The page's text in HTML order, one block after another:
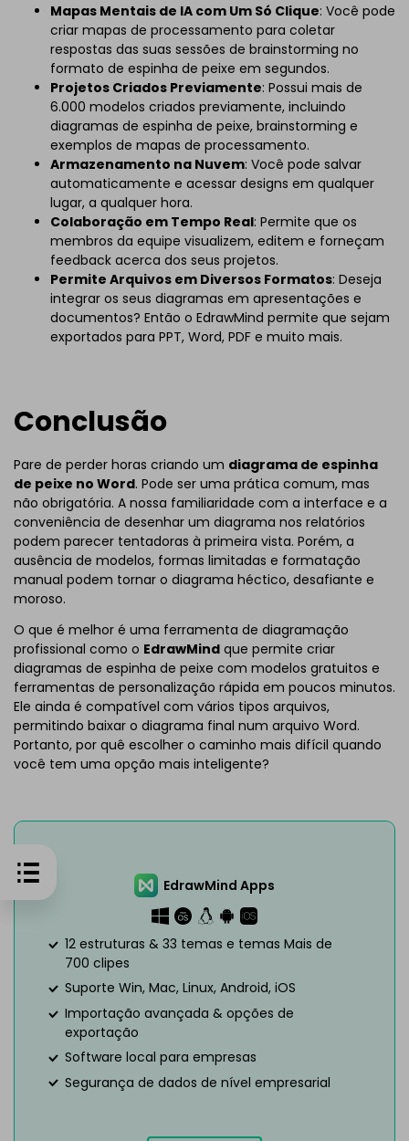
Mapas Mentais de IA com Um Só Clique: Você pode
criar mapas de processamento para coletar
respostas das suas sessões de brainstorming no
formato de espinha de peixe em segundos.
Projetos Criados Previamente: Possui mais de
6.000 modelos criados previamente, incluindo
diagramas de espinha de peixe, brainstorming e
exemplos de mapas de processamento.
Armazenamento na Nuvem: Você pode salvar
automaticamente e acessar designs em qualquer
lugar, a qualquer hora.
Colaboração em Tempo Real: Permite que os
membros da equipe visualizem, editem e forneçam
feedback acerca dos seus projetos.
Permite Arquivos em Diversos Formatos: Deseja
integrar os seus diagramas em apresentações e
documentos? Então o EdrawMind permite que sejam
exportados para PPT, Word, PDF e muito mais.
Conclusão
Pare de perder horas criando um diagrama de espinha
de peixe no Word. Pode ser uma prática comum, mas
não obrigatória. A nossa familiaridade com a interface e a
conveniência de desenhar um diagrama nos relatórios
podem parecer tentadoras à primeira vista. Porém, a
ausência de modelos, formas limitadas e formatação
manual podem tornar o diagrama héctico, desafiante e
moroso.
O que é melhor é uma ferramenta de diagramação
profissional como o EdrawMind que permite criar
diagramas de espinha de peixe com modelos gratuitos e
ferramentas de personalização rápida em poucos minutos.
Ele ainda é compatível com vários tipos arquivos,
permitindo baixar o diagrama final num arquivo Word.
Portanto, por quê escolher o caminho mais difícil quando
você tem uma opção mais inteligente?
EdrawMind Apps
12 estruturas & 33 temas e temas Mais de
700 clipes
Suporte Win, Mac, Linux, Android, iOS
Importação avançada & opções de
exportação
Software local para empresas
Segurança de dados de nível empresarial